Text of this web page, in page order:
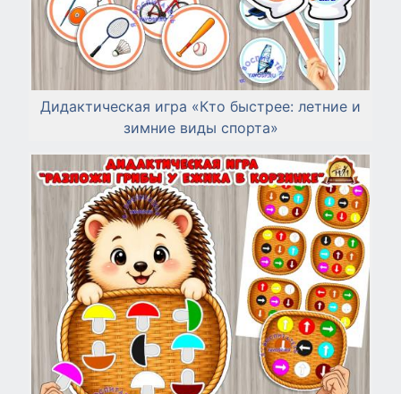
Дидактическая игра «Кто быстрее: летние и
зимние виды спорта»